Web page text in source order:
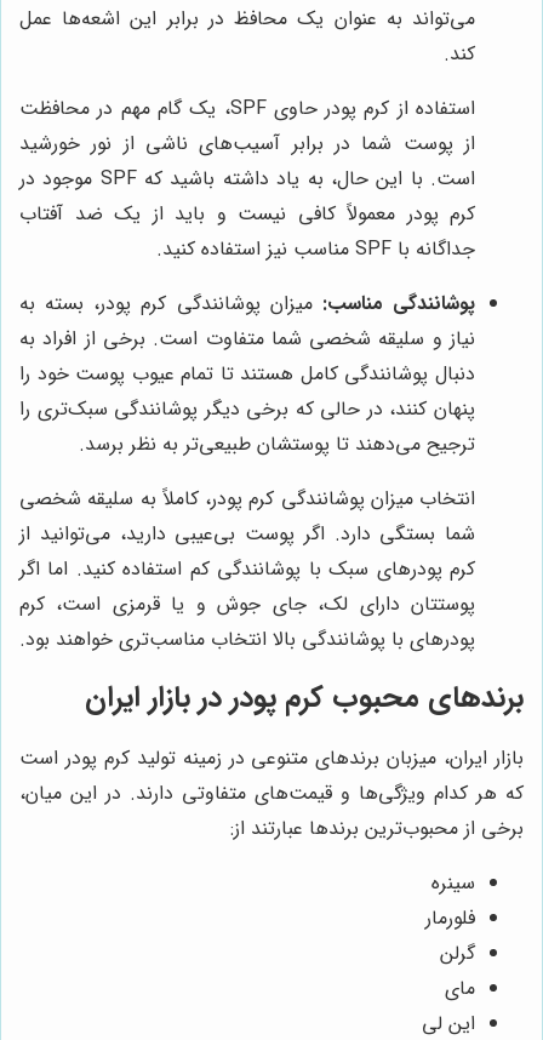
می‌تواند به عنوان یک محافظ در برابر این اشعه‌ها عمل
کند.
استفاده از کرم پودر حاوی SPF، یک گام مهم در محافظت
از پوست شما در برابر آسیب‌های ناشی از نور خورشید
است. با این حال، به یاد داشته باشید که SPF موجود در
کرم پودر معمولاً کافی نیست و باید از یک ضد آفتاب
جداگانه با SPF مناسب نیز استفاده کنید.
پوشانندگی مناسب: میزان پوشانندگی کرم پودر، بسته به
نیاز و سلیقه شخصی شما متفاوت است. برخی از افراد به
دنبال پوشانندگی کامل هستند تا تمام عیوب پوست خود را
پنهان کنند، در حالی که برخی دیگر پوشانندگی سبک‌تری را
ترجیح می‌دهند تا پوستشان طبیعی‌تر به نظر برسد.
انتخاب میزان پوشانندگی کرم پودر، کاملاً به سلیقه شخصی
شما بستگی دارد. اگر پوست بی‌عیبی دارید، می‌توانید از
کرم پودرهای سبک با پوشانندگی کم استفاده کنید. اما اگر
پوستتان دارای لک، جای جوش و یا قرمزی است، کرم
پودرهای با پوشانندگی بالا انتخاب مناسب‌تری خواهند بود.
برندهای محبوب کرم پودر در بازار ایران
بازار ایران، میزبان برندهای متنوعی در زمینه تولید کرم پودر است
که هر کدام ویژگی‌ها و قیمت‌های متفاوتی دارند. در این میان،
برخی از محبوب‌ترین برندها عبارتند از:
سینره
فلورمار
گرلن
مای
این لی